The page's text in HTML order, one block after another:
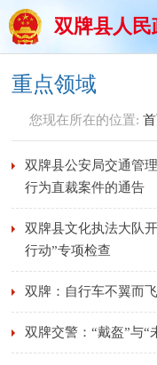
双牌县人民
重点领域
您现在所在的位置:
双牌县公安局交通管
行为直裁案件的通告
双牌县文化执法大队
行动”专项检查
双牌：自行车不翼而
双牌交警：“戴盔”与“